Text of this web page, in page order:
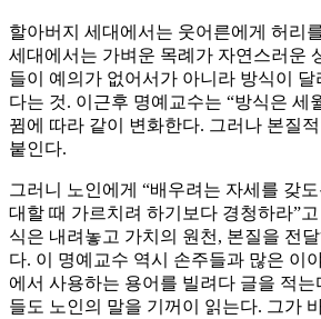
할아버지 세대에서는 웃어른에게 허리
세대에서는 가벼운 목례가 자연스러운
들이 예의가 없어서가 아니라 방식이
다는 것. 이근후 명예교수는 “방식은 세
뀜에 따라 같이 변화한다. 그러나 본질
붙인다.
그러니 노인에게 “배우려는 자세를 갖
대할 때 가르치려 하기보다 경청하라”
식은 내려놓고 가치의 원천, 본질을 전
다. 이 명예교수 역시 손주들과 많은 이
에서 사용하는 용어를 빌려다 글을 적
들도 노인의 말을 기꺼이 읽는다. 그가